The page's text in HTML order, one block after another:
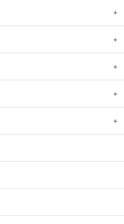
＋
＋
＋
＋
＋